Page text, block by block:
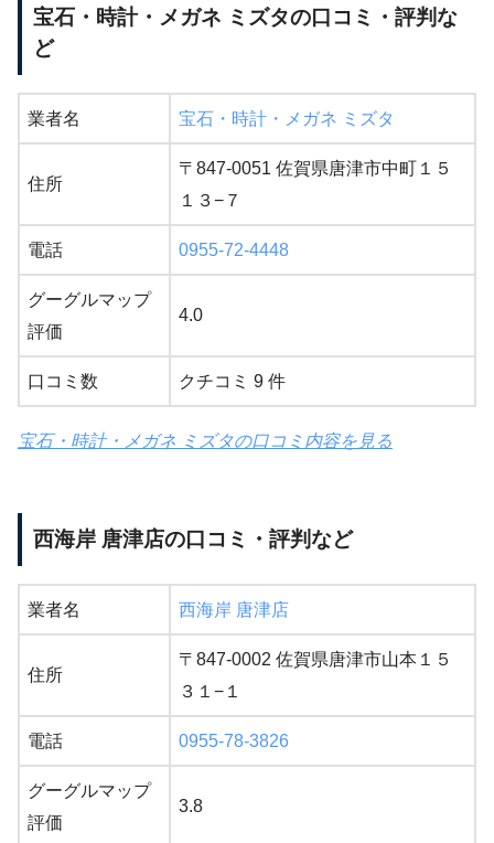
宝石・時計・メガネ ミズタの口コミ・評判な
ど
業者名 宝石・時計・メガネ ミズタ
住所
〒847-0051 佐賀県唐津市中町１５
１３−７
電話 0955-72-4448
グーグルマップ
評価
4.0
口コミ数 クチコミ 9 件
宝石・時計・メガネ ミズタの口コミ内容を見る
西海岸 唐津店の口コミ・評判など
業者名 西海岸 唐津店
住所
〒847-0002 佐賀県唐津市山本１５
３１−１
電話 0955-78-3826
グーグルマップ
評価
3.8